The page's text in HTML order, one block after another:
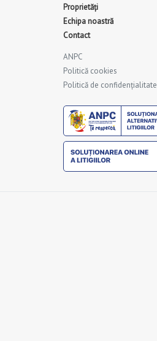
Proprietăți
Echipa noastră
Contact
ANPC
Politică cookies
Politică de confidențialitate